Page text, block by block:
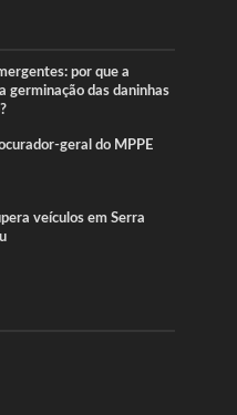
por que a
germinação das daninhas
geral do MPPE
veículos em Serra